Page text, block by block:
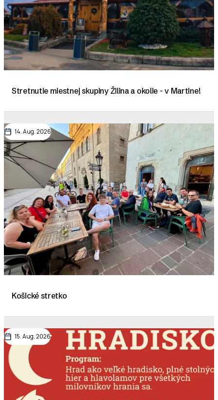
Stretnutie miestnej skupiny Žilina a okolie - v Martine!
14. Aug. 2026
Košické stretko
15. Aug. 2026